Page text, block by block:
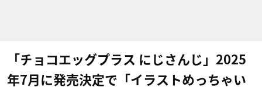
「チョコエッグプラス にじさんじ」2025
年7月に発売決定で「イラストめっちゃい